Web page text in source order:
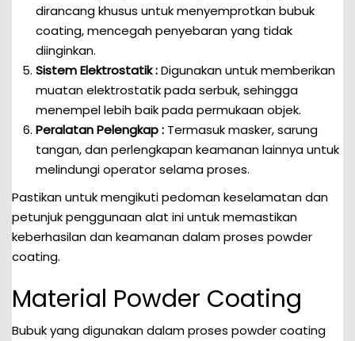
dirancang khusus untuk menyemprotkan bubuk
coating, mencegah penyebaran yang tidak
diinginkan.
Sistem Elektrostatik :Digunakan untuk memberikan
muatan elektrostatik pada serbuk, sehingga
menempel lebih baik pada permukaan objek.
Peralatan Pelengkap : Termasuk masker, sarung
tangan, dan perlengkapan keamanan lainnya untuk
melindungi operator selama proses.
Pastikan untuk mengikuti pedoman keselamatan dan
petunjuk penggunaan alat ini untuk memastikan
keberhasilan dan keamanan dalam proses powder
coating.
Material Powder Coating
Bubuk yang digunakan dalam proses powder coating